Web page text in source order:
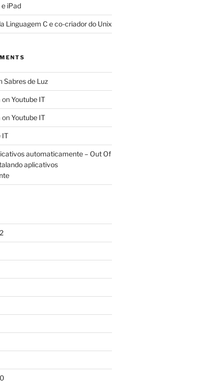
iPad
Linguagem C e co-criador do Unix
Sabres de Luz
onYoutube IT
onYoutube IT
IT
automaticamente – Out Of
aplicativos